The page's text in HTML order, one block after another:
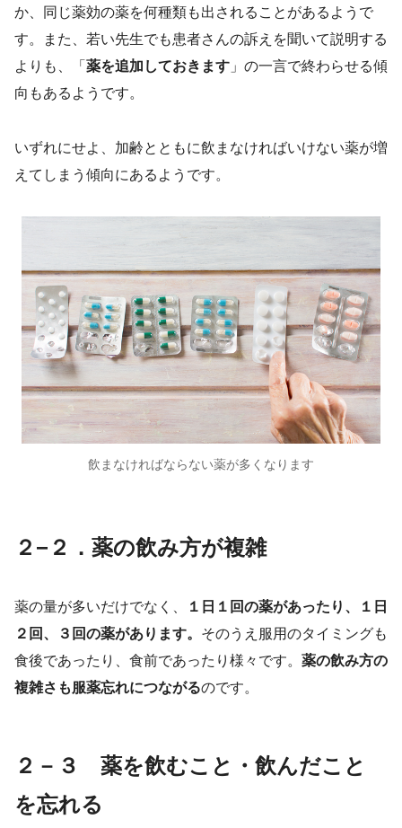
か、同じ薬効の薬を何種類も出されることがあるようで
す。また、若い先生でも患者さんの訴えを聞いて説明する
よりも、「 薬を追加しておきます 」の一言で終わらせる傾
向もあるようです。
いずれにせよ、加齢とともに飲まなければいけない薬が増
えてしまう傾向にあるようです。
飲まなければならない薬が多くなります
２−２．薬の飲み方が複雑
薬の量が多いだけでなく、
１日１回の薬があったり、１日
２回、３回の薬があります。 そのうえ服用のタイミングも
食後であったり、食前であったり様々です。 薬の飲み方の
複雑さも服薬忘れにつながるのです。
２－３ 薬を飲むこと・飲んだこと
を忘れる